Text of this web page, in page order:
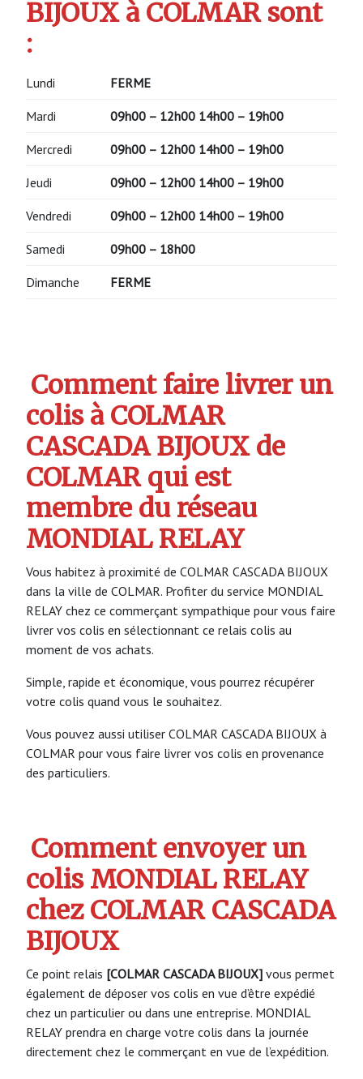
BIJOUX à COLMAR sont
:
Lundi FERME
Mardi 09h00 – 12h00 14h00 – 19h00
Mercredi 09h00 – 12h00 14h00 – 19h00
Jeudi 09h00 – 12h00 14h00 – 19h00
Vendredi 09h00 – 12h00 14h00 – 19h00
Samedi 09h00 – 18h00
Dimanche FERME
Comment faire livrer un
colis à COLMAR
CASCADA BIJOUX de
COLMAR qui est
membre du réseau
MONDIAL RELAY
Vous habitez à proximité de COLMAR CASCADA BIJOUX
dans la ville de COLMAR. Profiter du service MONDIAL
RELAY chez ce commerçant sympathique pour vous faire
livrer vos colis en sélectionnant ce relais colis au
moment de vos achats.
Simple, rapide et économique, vous pourrez récupérer
votre colis quand vous le souhaitez.
Vous pouvez aussi utiliser COLMAR CASCADA BIJOUX à
COLMAR pour vous faire livrer vos colis en provenance
des particuliers.
Comment envoyer un
colis MONDIAL RELAY
chez COLMAR CASCADA
BIJOUX
Ce point relais [COLMAR CASCADA BIJOUX] vous permet
également de déposer vos colis en vue d’être expédié
chez un particulier ou dans une entreprise. MONDIAL
RELAY prendra en charge votre colis dans la journée
directement chez le commerçant en vue de l’expédition.